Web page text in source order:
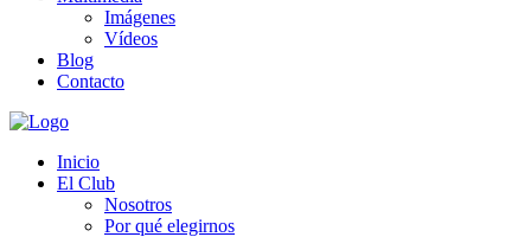
Imágenes
Vídeos
Blog
Contacto
Inicio
El Club
Nosotros
Por qué elegirnos